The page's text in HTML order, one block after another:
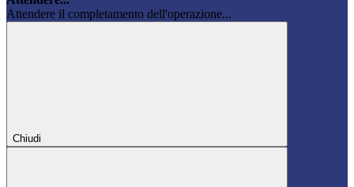
Attendere il completamento dell'operazione...
Chiudi